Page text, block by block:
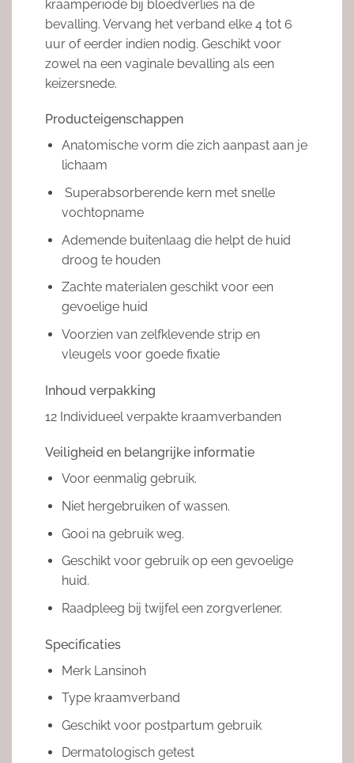
kraamperiode bij bloedverlies na de
bevalling. Vervang het verband elke 4 tot 6
uur of eerder indien nodig. Geschikt voor
zowel na een vaginale bevalling als een
keizersnede.
Producteigenschappen
Anatomische vorm die zich aanpast aan je
lichaam
Superabsorberende kern met snelle
vochtopname
Ademende buitenlaag die helpt de huid
droog te houden
Zachte materialen geschikt voor een
gevoelige huid
Voorzien van zelfklevende strip en
vleugels voor goede fixatie
Inhoud verpakking
12 Individueel verpakte kraamverbanden
Veiligheid en belangrijke informatie
Voor eenmalig gebruik.
Niet hergebruiken of wassen.
Gooi na gebruik weg.
Geschikt voor gebruik op een gevoelige
huid.
Raadpleeg bij twijfel een zorgverlener.
Specificaties
Merk Lansinoh
Type kraamverband
Geschikt voor postpartum gebruik
Dermatologisch getest